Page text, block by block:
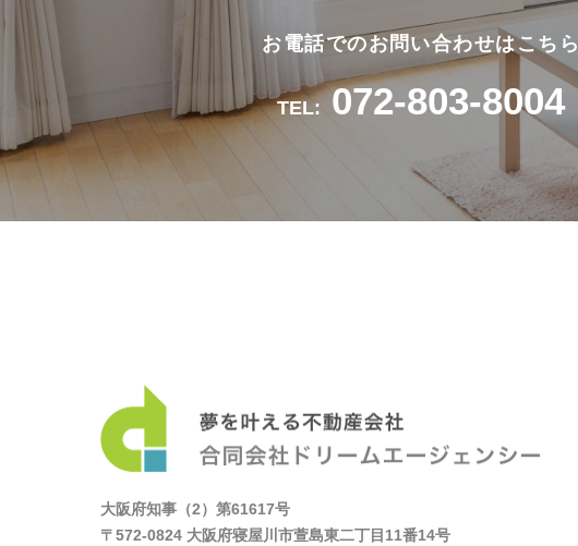
お電話でのお問い合わせはこちら
TEL: 072-803-8004
大阪府知事（2）第61617号
〒572-0824 大阪府寝屋川市萱島東二丁目11番14号